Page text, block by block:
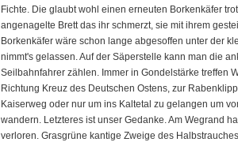
Fichte. Die glaubt wohl einen erneuten Borkenkäfer
angenagelte Brett das ihr schmerzt, sie mit ihrem
Borkenkäfer wäre schon lange abgesoffen unter der
nimmt's gelassen. Auf der Säperstelle kann man die
Seilbahnfahrer zählen. Immer in Gondelstärke treffen
Richtung Kreuz des Deutschen Ostens, zur
Kaiserweg oder nur um ins Kaltetal zu gelangen um
wandern. Letzteres ist unser Gedanke. Am Wegrand
verloren. Grasgrüne kantige Zweige des